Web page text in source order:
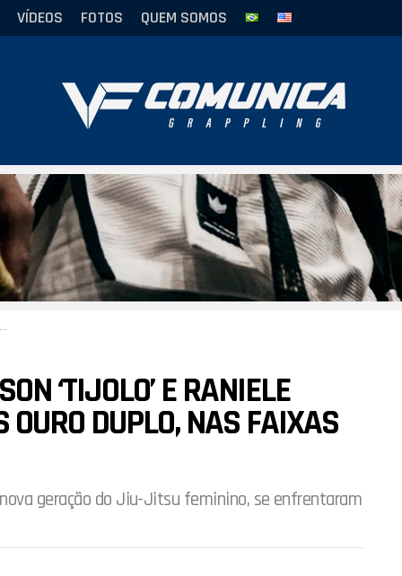
VÍDEOS FOTOS QUEM SOMOS
‘TIJOLO’ E RANIELE
DUPLO, NAS FAIXAS
geração do Jiu-Jitsu feminino, se enfrentaram